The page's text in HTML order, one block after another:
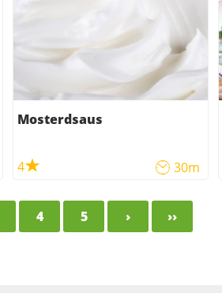
Mosterdsaus
4 30m
4 5 › ››